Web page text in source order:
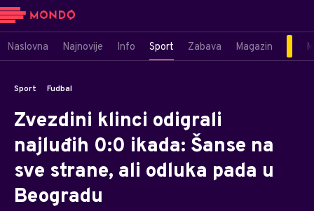
Naslovna Najnovije Info Sport Zabava Magazin
Sport Fudbal
Zvezdini klinci odigrali
najluđih 0:0 ikada: Šanse na
sve strane, ali odluka pada u
Beogradu